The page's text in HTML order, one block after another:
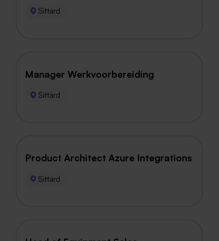
Sittard
Manager Werkvoorbereiding
Sittard
Product Architect Azure Integrations
Sittard